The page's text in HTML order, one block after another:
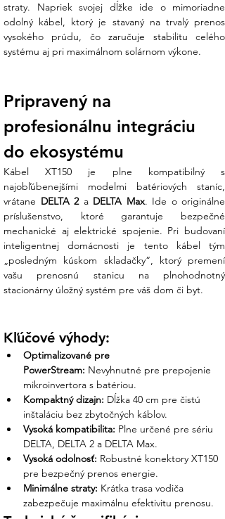
straty. Napriek svojej dĺžke ide o mimoriadne
odolný kábel, ktorý je stavaný na trvalý prenos
vysokého prúdu, čo zaručuje stabilitu celého
systému aj pri maximálnom solárnom výkone.
Pripravený na
profesionálnu integráciu
do ekosystému
Kábel XT150 je plne kompatibilný s
najobľúbenejšími modelmi batériových staníc,
vrátane DELTA 2 a DELTA Max. Ide o originálne
príslušenstvo, ktoré garantuje bezpečné
mechanické aj elektrické spojenie. Pri budovaní
inteligentnej domácnosti je tento kábel tým
„posledným kúskom skladačky“, ktorý premení
vašu prenosnú stanicu na plnohodnotný
stacionárny úložný systém pre váš dom či byt.
Kľúčové výhody:
Optimalizované pre
PowerStream: Nevyhnutné pre prepojenie
mikroinvertora s batériou.
Kompaktný dizajn: Dĺžka 40 cm pre čistú
inštaláciu bez zbytočných káblov.
Vysoká kompatibilita: Plne určené pre sériu
DELTA, DELTA 2 a DELTA Max.
Vysoká odolnosť: Robustné konektory XT150
pre bezpečný prenos energie.
Minimálne straty: Krátka trasa vodiča
zabezpečuje maximálnu efektivitu prenosu.